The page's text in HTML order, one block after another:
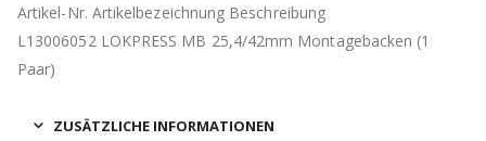
Artikel-Nr. Artikelbezeichnung Beschreibung
L13006052 LOKPRESS MB 25,4/42mm Montagebacken (1
Paar)
ZUSÄTZLICHE INFORMATIONEN